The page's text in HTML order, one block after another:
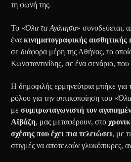
τη φωνή της.
Το «Όλα τα Αγάπησα» συνοδεύεται,
ένακινηματογραφικής αισθητικής
σε διάφορα μέρη της Αθήνας, το
Κωνσταντινίδης, σε ένα σενάριο,
Η δημοφιλής ερμηνεύτρια μπήκε για
ρόλου για την οπτικοποίηση του «
μεσυμπρωταγωνιστή τον
Αϊβάζη, μας μεταφέρουν, στο
σχέσης που έχει πια τελειώσει, με
στιγμές να αποτελούν γλυκόπικρες,